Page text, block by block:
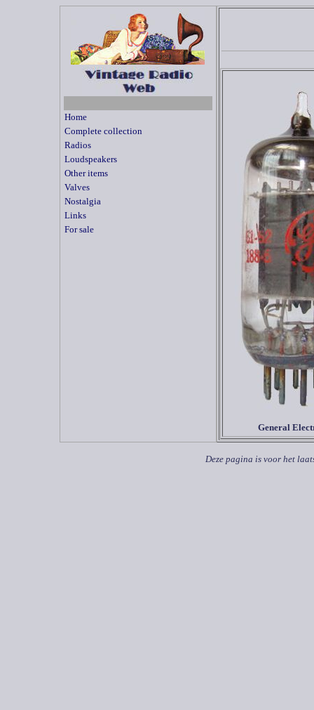
Home
Complete collection
Radios
Loudspeakers
Other items
Valves
Nostalgia
Links
For sale
General
Deze pagina is voor het